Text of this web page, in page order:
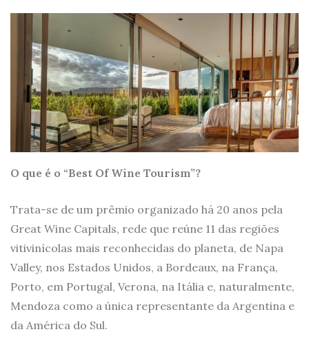
O que é o “Best Of Wine Tourism”?
Trata-se de um prêmio organizado há 20 anos pela
Great Wine Capitals, rede que reúne 11 das regiões
vitivinícolas mais reconhecidas do planeta, de Napa
Valley, nos Estados Unidos, a Bordeaux, na França,
Porto, em Portugal, Verona, na Itália e, naturalmente,
Mendoza como a única representante da Argentina e
da América do Sul.